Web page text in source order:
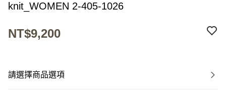
knit_WOMEN 2-405-1026
NT$9,200
請選擇商品選項